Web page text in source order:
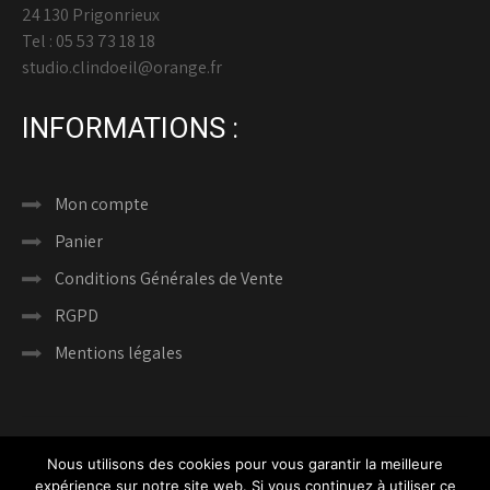
24 130 Prigonrieux
Tel : 05 53 73 18 18
studio.clindoeil@orange.fr
INFORMATIONS :
Mon compte
Panier
Conditions Générales de Vente
RGPD
Mentions légales
Nous utilisons des cookies pour vous garantir la meilleure
expérience sur notre site web. Si vous continuez à utiliser ce